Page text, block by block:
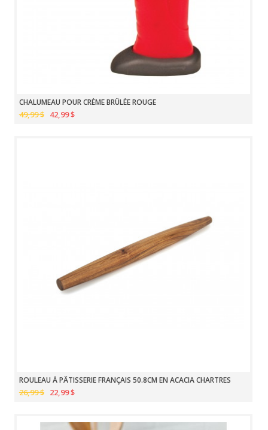
CHALUMEAU POUR CRÈME BRÛLÉE ROUGE
49,99 $ 42,99 $
ROULEAU À PÂTISSERIE FRANÇAIS 50.8CM EN ACACIA CHARTRES
26,99 $ 22,99 $